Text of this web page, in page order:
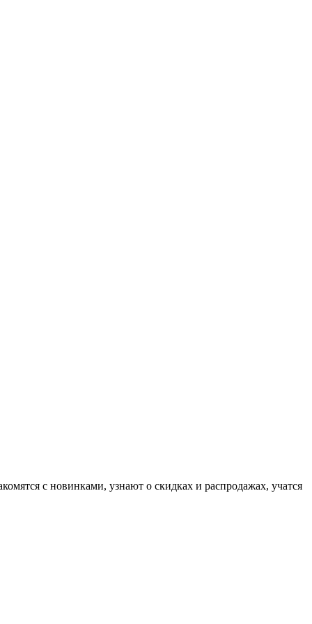
с новинками, узнают о скидках и распродажах, учатся